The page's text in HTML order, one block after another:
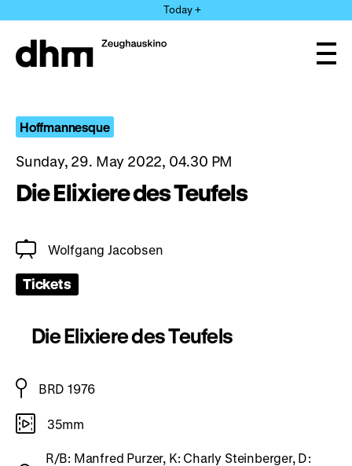
directly
the
Today +
Hoffmannesque
Sunday, 29. May 2022, 04.30 PM
Die Elixiere des Teufels
Wolfgang Jacobsen
Tickets
Die Elixiere des Teufels
BRD 1976
35mm
R/B: Manfred Purzer, K: Charly Steinberger, D: